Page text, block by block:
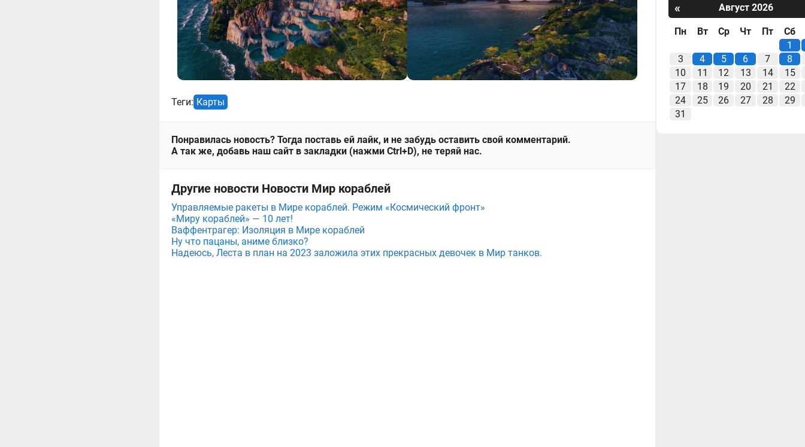
Теги: Карты
Понравилась новость? Тогда поставь ей лайк, и не забудь оставить свой комментарий.
А так же, добавь наш сайт в закладки (нажми Ctrl+D), не теряй нас.
Другие новости Новости Мир кораблей
Управляемые ракеты в Мире кораблей. Режим «Космический фронт»
«Миру кораблей» — 10 лет!
Ваффентрагер: Изоляция в Мире кораблей
Ну что пацаны, аниме близко?
Надеюсь, Леста в план на 2023 заложила этих прекрасных девочек в Мир танков.
«
Август 2026
Пн Вт Ср Чт Пт
Сб
1
3
4 5 6 7
8
10
11 12 13 14
15
17
18 19 20 21
22
24
25 26 27 28
29
31